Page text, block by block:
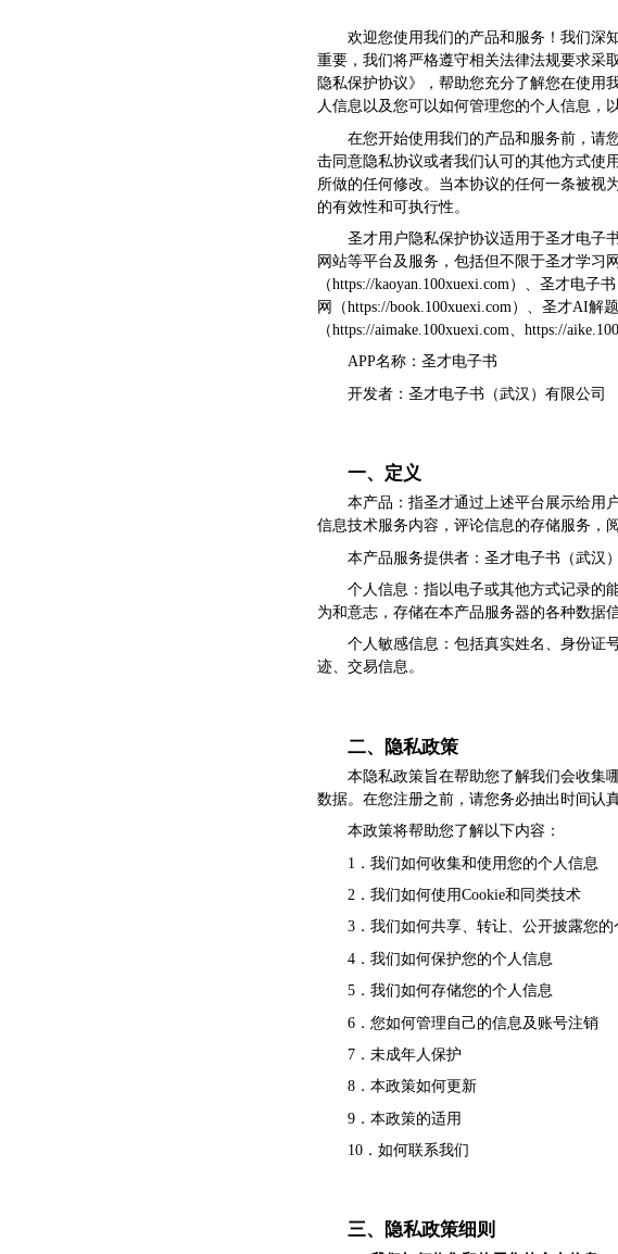
欢迎您使用我们的产品和服务！我们深
重要，我们将严格遵守相关法律法规要求采
隐私保护协议》，帮助您充分了解您在使用
人信息以及您可以如何管理您的个人信息，
在您开始使用我们的产品和服务前，请
击同意隐私协议或者我们认可的其他方式使
所做的任何修改。当本协议的任何一条被视
的有效性和可执行性。
圣才用户隐私保护协议适用于圣才电子
网站等平台及服务，包括但不限于圣才学习
（https://kaoyan.100xuexi.com）、圣才电子
网（https://book.100xuexi.com）、圣才AI解
（https://aimake.100xuexi.com、https://
APP名称：圣才电子书
开发者：圣才电子书（武汉）有限公司
一、定义
本产品：指圣才通过上述平台展示给用
信息技术服务内容，评论信息的存储服务，
本产品服务提供者：圣才电子书（武汉
个人信息：指以电子或其他方式记录的
为和意志，存储在本产品服务器的各种数据信
个人敏感信息：包括真实姓名、身份证
迹、交易信息。
二、隐私政策
本隐私政策旨在帮助您了解我们会收集
数据。在您注册之前，请您务必抽出时间认
本政策将帮助您了解以下内容：
1．我们如何收集和使用您的个人信息
2．我们如何使用Cookie和同类技术
3．我们如何共享、转让、公开披露您的
4．我们如何保护您的个人信息
5．我们如何存储您的个人信息
6．您如何管理自己的信息及账号注销
7．未成年人保护
8．本政策如何更新
9．本政策的适用
10．如何联系我们
三、隐私政策细则